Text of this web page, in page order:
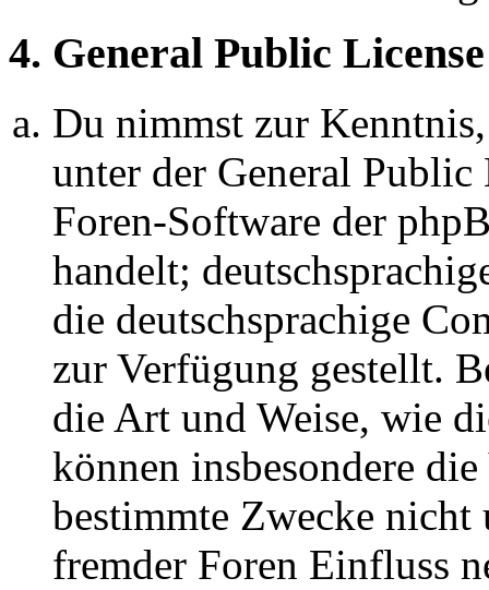
4. General Public License
Du nimmst zur
unter der General
Foren-Software der
handelt;
die deutschsprachige
zur Verfügung gestellt.
die Art und Weise, wie
können insbesondere
bestimmte Zwecke nicht
fremder Foren Einfluss